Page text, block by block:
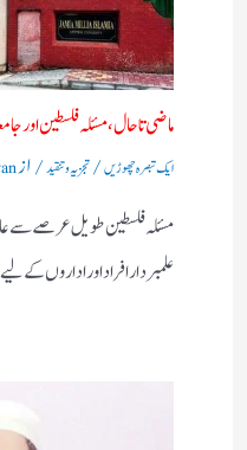
ماضی تا حال، مسئلہ فلسطین اور
ایک تبصرہ چھوڑیں/تجزیہ و تنقید/ از
مسئلہ فلسطین طویل عرصے سے
علمبردار افراد اور اداروں